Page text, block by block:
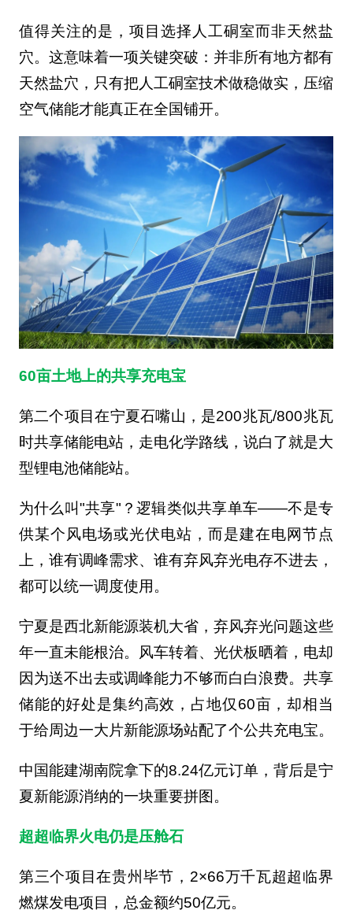
值得关注的是，项目选择人工硐室而非天然盐
穴。这意味着一项关键突破：并非所有地方都有
天然盐穴，只有把人工硐室技术做稳做实，压缩
空气储能才能真正在全国铺开。
60亩土地上的共享充电宝
第二个项目在宁夏石嘴山，是200兆瓦/800兆瓦
时共享储能电站，走电化学路线，说白了就是大
型锂电池储能站。
为什么叫"共享"？逻辑类似共享单车——不是专
供某个风电场或光伏电站，而是建在电网节点
上，谁有调峰需求、谁有弃风弃光电存不进去，
都可以统一调度使用。
宁夏是西北新能源装机大省，弃风弃光问题这些
年一直未能根治。风车转着、光伏板晒着，电却
因为送不出去或调峰能力不够而白白浪费。共享
储能的好处是集约高效，占地仅60亩，却相当
于给周边一大片新能源场站配了个公共充电宝。
中国能建湖南院拿下的8.24亿元订单，背后是宁
夏新能源消纳的一块重要拼图。
超超临界火电仍是压舱石
第三个项目在贵州毕节，2×66万千瓦超超临界
燃煤发电项目，总金额约50亿元。